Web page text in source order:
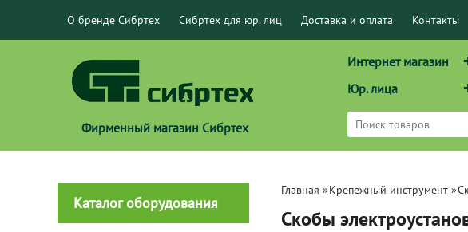
О бренде Сибртех Сибртех для юр. лиц Доставка и оплата Контакты
Фирменный магазин Сибртех
Интернет магазин
Юр. лица
Каталог оборудования
Главная »Крепежный инструмент »
Скобы